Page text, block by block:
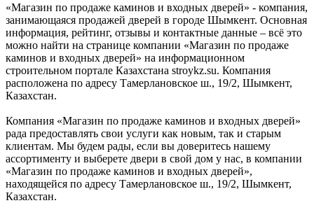
«Магазин по продаже каминов и входных дверей» - компания,
занимающаяся продажей дверей в городе Шымкент. Основная
информация, рейтинг, отзывы и контактные данные – всё это
можно найти на странице компании «Магазин по продаже
каминов и входных дверей» на информационном
строительном портале Казахстана stroykz.su. Компания
расположена по адресу Тамерлановское ш., 19/2, Шымкент,
Казахстан.
Компания «Магазин по продаже каминов и входных дверей»
рада предоставлять свои услуги как новым, так и старым
клиентам. Мы будем рады, если вы доверитесь нашему
ассортименту и выберете двери в свой дом у нас, в компании
«Магазин по продаже каминов и входных дверей»,
находящейся по адресу Тамерлановское ш., 19/2, Шымкент,
Казахстан.